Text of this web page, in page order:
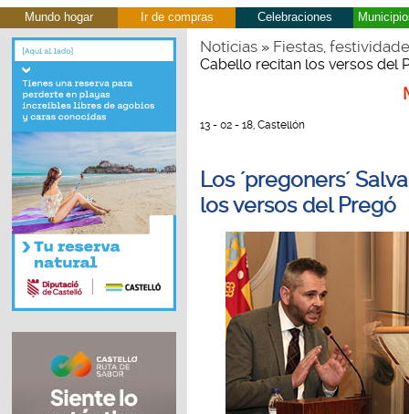
Mundo hogar Ir de compras Celebraciones
Noticias» Fiestas,
Cabello recitan los versos del
13 - 02 - 18, Castellón
Los ´pregoners´
los versos del Pregó